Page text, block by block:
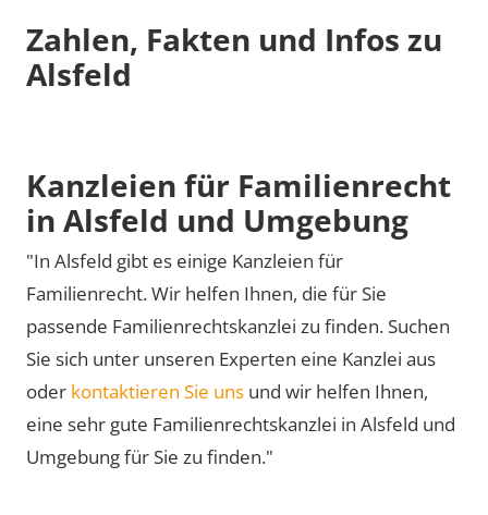
Zahlen, Fakten und Infos zu
Alsfeld
Kanzleien für Familienrecht
in Alsfeld und Umgebung
"In Alsfeld gibt es einige Kanzleien für
Familienrecht. Wir helfen Ihnen, die für Sie
passende Familienrechtskanzlei zu finden. Suchen
Sie sich unter unseren Experten eine Kanzlei aus
oder kontaktieren Sie uns und wir helfen Ihnen,
eine sehr gute Familienrechtskanzlei in Alsfeld und
Umgebung für Sie zu finden."